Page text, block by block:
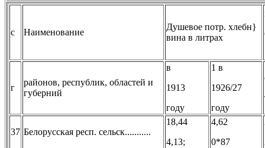
с Наименование
Душевое потр. хлебн}
вина в литрах
г
районов, республик, областей и
губерний
в
1913
году
1 в
1926/27
году
37 Белорусская респ. сельск...........
18,44
4,13;
4,62
0*87